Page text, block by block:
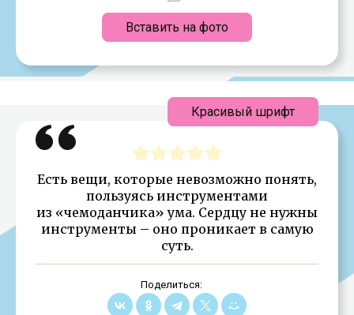
Вставить на фото
Есть вещи, которые невозможно понять,
пользуясь инструментами
из «чемоданчика» ума. Сердцу не нужны
инструменты – оно проникает в самую
суть.
Поделиться:
Красивый шрифт